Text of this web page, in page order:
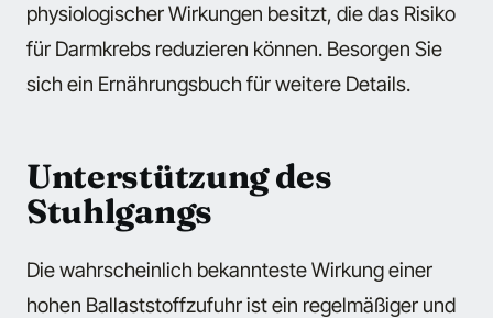
physiologischer Wirkungen besitzt, die das Risiko
für Darmkrebs reduzieren können. Besorgen Sie
sich ein Ernährungsbuch für weitere Details.
Unterstützung des
Stuhlgangs
Die wahrscheinlich bekannteste Wirkung einer
hohen Ballaststoffzufuhr ist ein regelmäßiger und